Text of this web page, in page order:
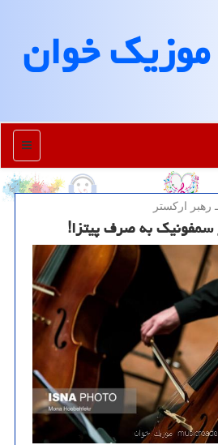
موزیك خوان
منو
اركستر
سمفونیك به صرف پیتزا!